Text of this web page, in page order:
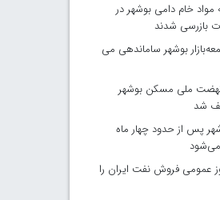
مواد خام دامی بوشهر در
بازرسی شدند
بوشهر ساماندهی می‌
ملی مسکن بوشهر
شد
پس از حدود چهار ماه
می‌شود
عمومی فروش نفت ایران را